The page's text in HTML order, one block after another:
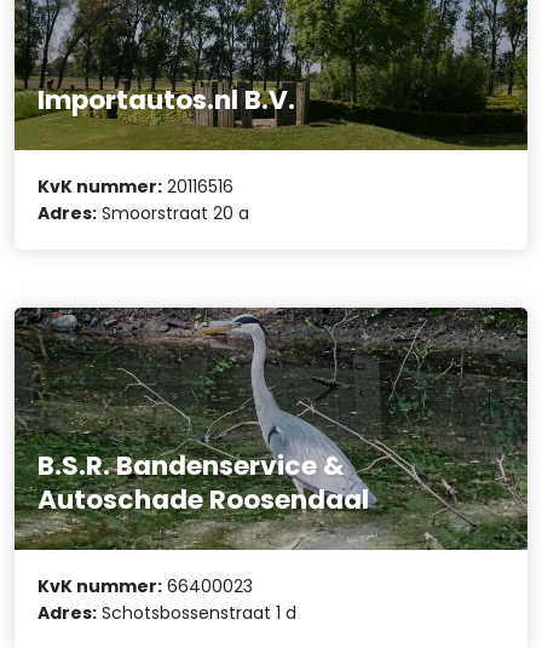
Importautos.nl B.V.
KvK nummer: 20116516
Adres: Smoorstraat 20 a
B.S.R. Bandenservice &
Autoschade Roosendaal
KvK nummer: 66400023
Adres: Schotsbossenstraat 1 d